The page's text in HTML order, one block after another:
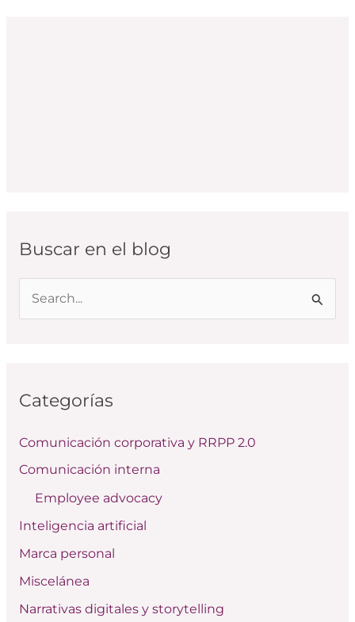
Buscar en el blog
a
p
o
:
Categorías
Comunicación corporativa y RRPP 2.0
Comunicación interna
Employee advocacy
Inteligencia artificial
Marca personal
Miscelánea
Narrativas digitales y storytelling